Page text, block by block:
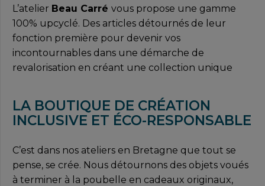
L’atelier Beau Carré vous propose une gamme
100% upcyclé. Des articles détournés de leur
fonction première pour devenir vos
incontournables dans une démarche de
revalorisation en créant une collection unique
LA BOUTIQUE DE CRÉATION
INCLUSIVE ET ÉCO-RESPONSABLE
C’est dans nos ateliers en Bretagne que tout se
pense, se crée. Nous détournons des objets voués
à terminer à la poubelle en cadeaux originaux,